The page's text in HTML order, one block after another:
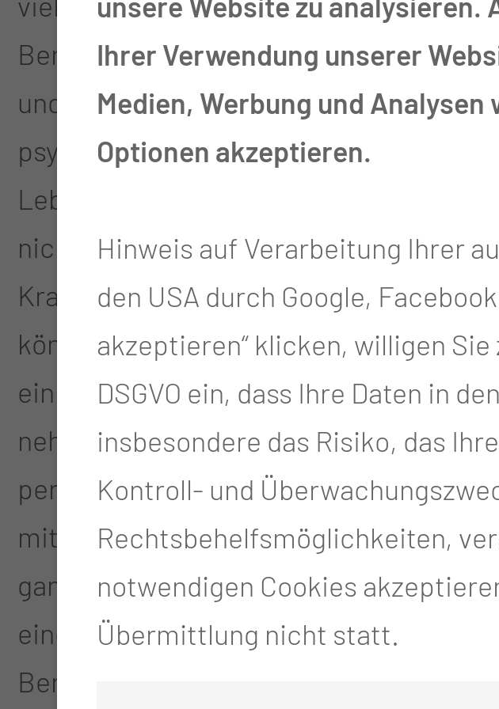
Beratungsstelle Krebspatientinnen
und Angehörigen zur Seite stehen und
psychologische und soziale Beratung
Leben mit Krebs kostet viel Kraft. Wir
nicht allein lassen und Sie während des
Krankheitsverlauf beratend begleiten.
können kurzfristig und ohne
einmalig oder mehrfach Beratungen in
nehmen – je nach Wunsch entweder
persönlich in unserer Beratungsstelle.
mit Ihrer Partnerin und Ihrem Partner
ganzen Familie zu uns kommen. Auch
einer unserer Gruppensitzungen ist
Beratungsangebote sind vertraulich,
Ihrer Verwendung unserer
Medien, Werbung und
Optionen akzeptieren.
Hinweis auf Verarbeitung Ihrer
den USA durch Google,
akzeptieren“ klicken, willigen Sie
DSGVO ein, dass Ihre Daten in
insbesondere das Risiko, das
Kontroll- und
Rechtsbehelfsmöglichkeiten,
notwendigen Cookies
Übermittlung nicht statt.